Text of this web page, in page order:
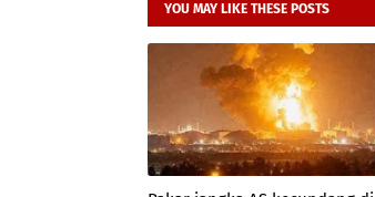
YOU MAY LIKE THESE POSTS